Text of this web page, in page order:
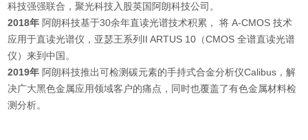
科技强强联合，聚光科技入股英国阿朗科技公司。
2018年 阿朗科技基于30余年直读光谱技术积累， 将 A-CMOS 技术
应用于直读光谱仪，亚瑟王系列II ARTUS 10（CMOS 全谱直读光谱
仪）来到中国。
2019年 阿朗科技推出可检测碳元素的手持式合金分析仪Calibus，解
决广大黑色金属应用领域客户的痛点，同时也覆盖了有色金属材料检
测分析。